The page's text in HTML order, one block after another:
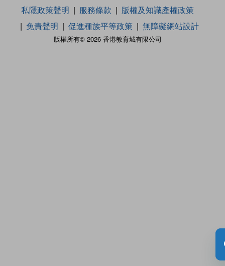
版權所有© 2026 香港教育城有限公司
私隱政策聲明 服務條款
版權及知識產權政策
免責聲明
促進種族平等政策 無障礙網站設計